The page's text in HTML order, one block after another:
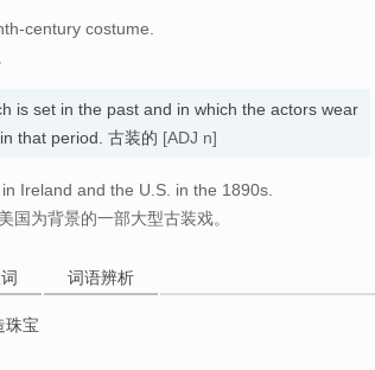
century costume.
is set in the past and in which the actors wear
that period. 古装的 [ADJ n]
Ireland and the U.S. in the 1890s.
国为背景的一部大型古装戏。
词语辨析
珠宝